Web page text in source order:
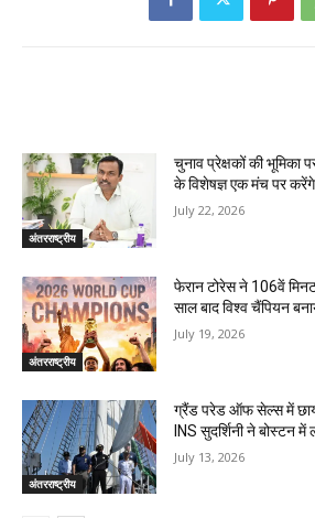
अंतरराष्ट्रीय
चुनाव प्रेक्षकों की भूमिका
के विशेषज्ञ एक मंच पर
July 22, 2026
अंतरराष्ट्रीय
फेरान टोरेस ने 106वें
साल बाद विश्व चैंपियन
July 19, 2026
अंतरराष्ट्रीय
ग्रैंड परेड ऑफ सेल्स में
INS सुदर्शिनी ने बोस्टन में
July 13, 2026